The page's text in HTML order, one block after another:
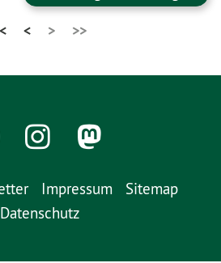
< > >>
Impressum
Sitemap
Datenschutz